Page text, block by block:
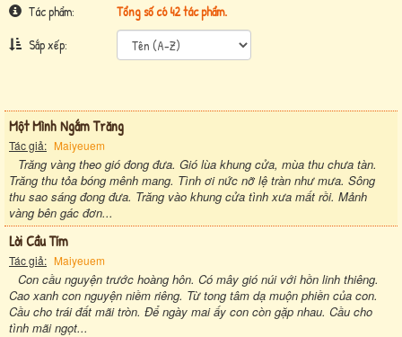
Tác phẩm:
Tổng số có 42 tác phẩm.
Sắp xếp:
Một Mình Ngắm Trăng
Tác giả: Maiyeuem
Trăng vàng theo gió đong đưa. Gió lùa khung cửa, mùa thu chưa tàn.
Trăng thu tỏa bóng mênh mang. Tình ơi nức nỡ lệ tràn như mưa. Sông
thu sao sáng đong đưa. Trăng vào khung cửa tình xưa mất rồi. Mảnh
vàng bên gác đơn...
Lời Cầu Tím
Tác giả: Maiyeuem
Con cầu nguyện trước hoàng hôn. Có mây gió núi với hồn linh thiêng.
Cao xanh con nguyện niềm riêng. Từ tong tâm dạ muộn phiền của con.
Cầu cho trái đất mãi tròn. Để ngày mai ấy con còn gặp nhau. Cầu cho
tình mãi ngọt...